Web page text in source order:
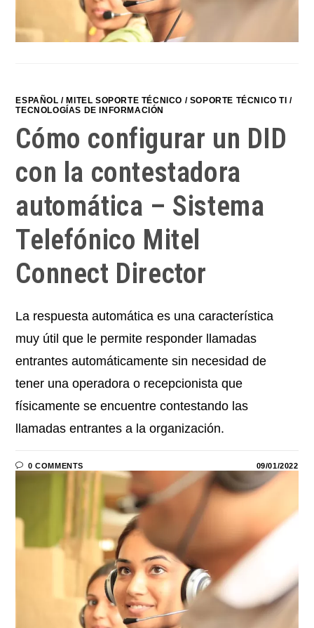
ESPAÑOL / MITEL SOPORTE TÉCNICO / SOPORTE TÉCNICO TI /
TECNOLOGÍAS DE INFORMACIÓN
Cómo configurar un DID
con la contestadora
automática – Sistema
Telefónico Mitel
Connect Director​
La respuesta automática es una característica
muy útil que le permite responder llamadas
entrantes automáticamente sin necesidad de
tener una operadora o recepcionista que
físicamente se encuentre contestando las
llamadas entrantes a la organización.
0 COMMENTS 09/01/2022